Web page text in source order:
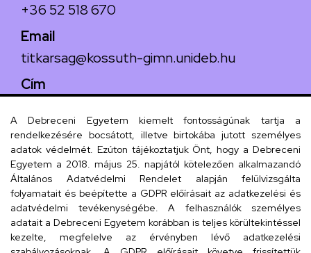
+36 52 518 670
Email
titkarsag@kossuth-gimn.unideb.hu
Cím
Szervezeti telefonkönyv
UD telefonkönyv
A Debreceni Egyetem kiemelt fontosságúnak tartja a
rendelkezésére bocsátott, illetve birtokába jutott személyes
adatok védelmét. Ezúton tájékoztatjuk Önt, hogy a Debreceni
Egyetem a 2018. május 25. napjától kötelezően alkalmazandó
Általános Adatvédelmi Rendelet alapján felülvizsgálta
folyamatait és beépítette a GDPR előírásait az adatkezelési és
adatvédelmi tevékenységébe. A felhasználók személyes
adatait a Debreceni Egyetem korábban is teljes körültekintéssel
kezelte, megfelelve az érvényben lévő adatkezelési